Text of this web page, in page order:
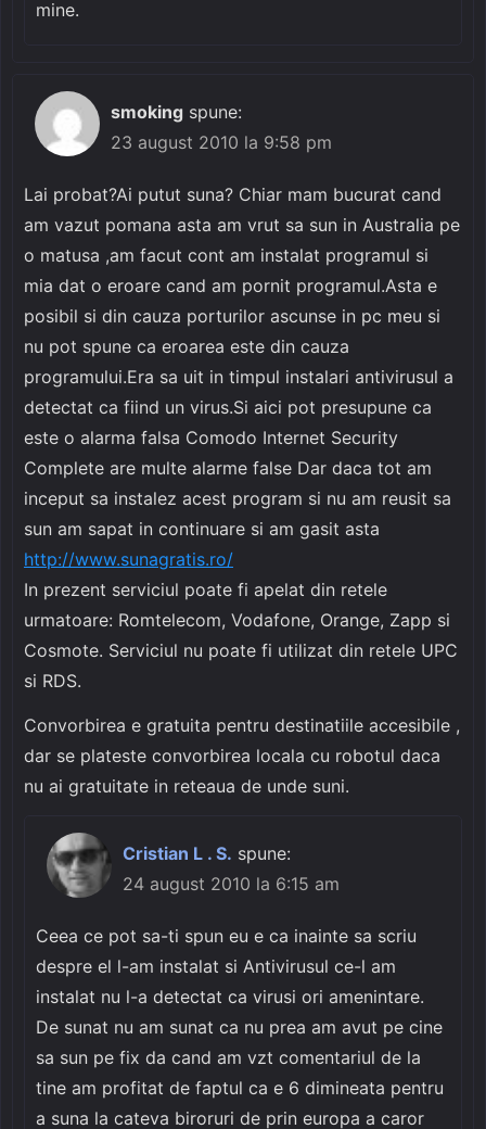
mine.
smoking spune:
23 august 2010 la 9:58 pm
Lai probat?Ai putut suna? Chiar mam bucurat cand
am vazut pomana asta am vrut sa sun in Australia pe
o matusa ,am facut cont am instalat programul si
mia dat o eroare cand am pornit programul.Asta e
posibil si din cauza porturilor ascunse in pc meu si
nu pot spune ca eroarea este din cauza
programului.Era sa uit in timpul instalari antivirusul a
detectat ca fiind un virus.Si aici pot presupune ca
este o alarma falsa Comodo Internet Security
Complete are multe alarme false Dar daca tot am
inceput sa instalez acest program si nu am reusit sa
sun am sapat in continuare si am gasit asta
http://www.sunagratis.ro/
In prezent serviciul poate fi apelat din retele
urmatoare: Romtelecom, Vodafone, Orange, Zapp si
Cosmote. Serviciul nu poate fi utilizat din retele UPC
si RDS.
Convorbirea e gratuita pentru destinatiile accesibile ,
dar se plateste convorbirea locala cu robotul daca
nu ai gratuitate in reteaua de unde suni.
Cristian L . S. spune:
24 august 2010 la 6:15 am
Ceea ce pot sa-ti spun eu e ca inainte sa scriu
despre el l-am instalat si Antivirusul ce-l am
instalat nu l-a detectat ca virusi ori amenintare.
De sunat nu am sunat ca nu prea am avut pe cine
sa sun pe fix da cand am vzt comentariul de la
tine am profitat de faptul ca e 6 dimineata pentru
a suna la cateva biroruri de prin europa a caror